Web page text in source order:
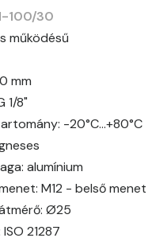
100/30
működésű
mm
1/8"
-20°C…+80°C
alumínium
M12 - belső menet
Ø25
21287
hogy
és
ideig tart, előre
díj:
A szállítási díj függ
mielőtt a